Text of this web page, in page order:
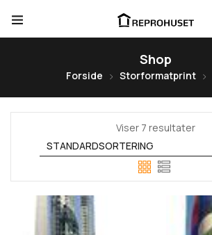
Shop
Forside Storformatprint
Viser 7 resultater